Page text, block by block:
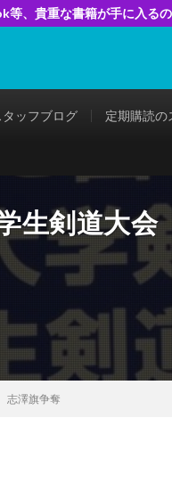
、貴重な書籍が手に入る
タッフブログ 定期購読の
生剣道大
志澤旗争奪